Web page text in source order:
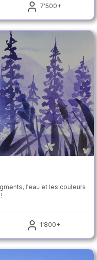
7'500+
l'eau et les couleurs
1'800+